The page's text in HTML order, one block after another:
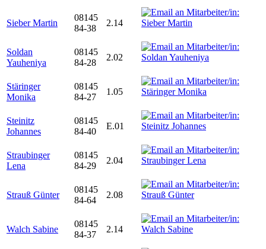
Sieber Martin
08145
84-38
2.14
Soldan
Yauheniya
08145
84-28
2.02
Stäringer
Monika
08145
84-27
1.05
Steinitz
Johannes
08145
84-40
E.01
Straubinger
Lena
08145
84-29
2.04
Strauß Günter
08145
84-64
2.08
Walch Sabine
08145
84-37
2.14